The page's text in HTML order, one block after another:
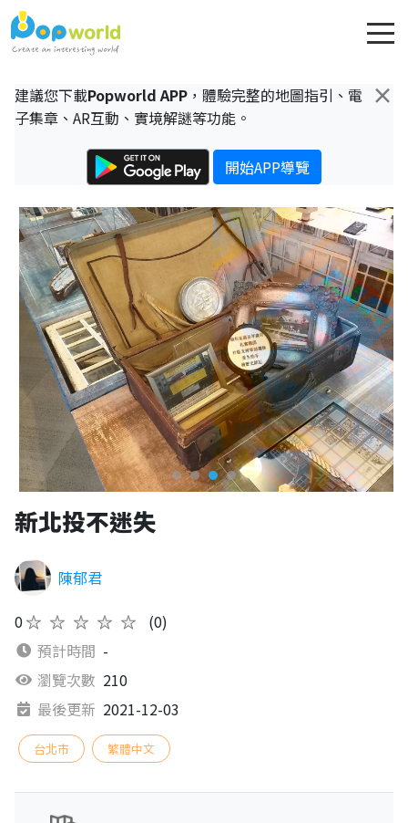
×
建議您下載Popworld APP ，體驗完整的地圖指引、電
子集章、AR互動、實境解謎等功能。
開始APP導覽
新北投不迷失
陳郁君
0★★★★★
(0)
預計時間 -
瀏覽次數 210
最後更新 2021-12-03
台北市 繁體中文